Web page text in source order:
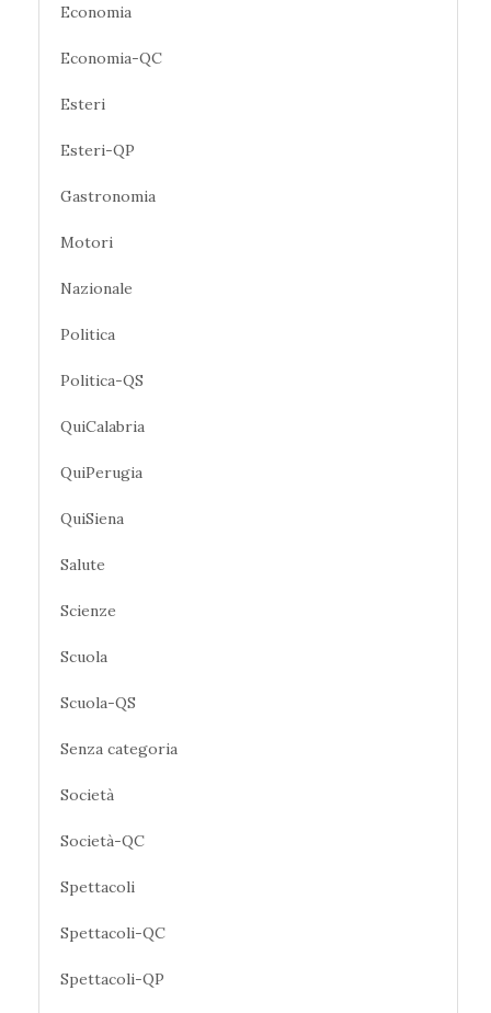
Economia
Economia-QC
Esteri
Esteri-QP
Gastronomia
Motori
Nazionale
Politica
Politica-QS
QuiCalabria
QuiPerugia
QuiSiena
Salute
Scienze
Scuola
Scuola-QS
Senza categoria
Società
Società-QC
Spettacoli
Spettacoli-QC
Spettacoli-QP